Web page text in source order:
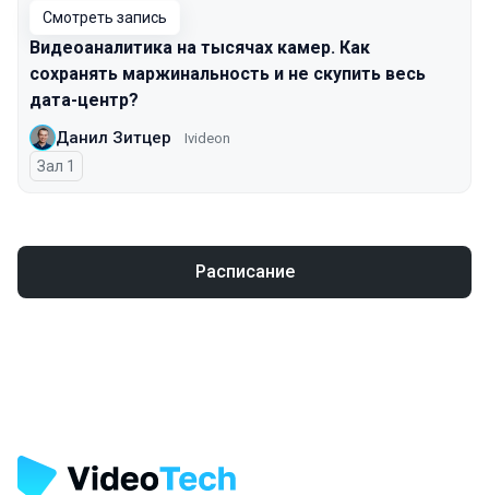
Смотреть запись
Видеоаналитика на тысячах камер. Как
сохранять маржинальность и не скупить весь
дата-центр?
Данил Зитцер Ivideon
Зал 1
Расписание